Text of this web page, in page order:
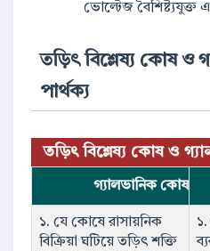
ভোল্টেজ বৈশিষ্ট্যযুক্ত
তড়িৎ বিশ্লেষ্য কোষ ও
পার্থক্য
তড়িৎ বিশ্লেষ্য কোষ ও
গ্যালভানিক কোষ
১. যে কোষে রাসায়নিক
বিক্রিয়া ঘটিয়ে তড়িৎ শক্তি